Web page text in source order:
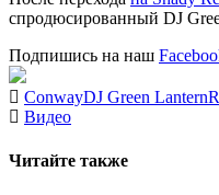
спродюсированный DJ
Подпишись на наш
ConwayDJ Green Lantern
Видео
Читайте также